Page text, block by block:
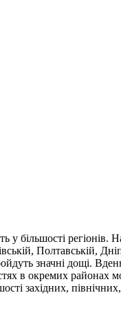
у більшості регіонів.
Полтавській,
значні дощі.
в окремих районах
західних,